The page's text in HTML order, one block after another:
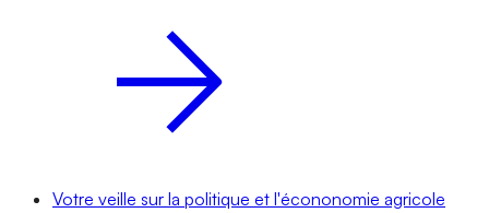
Votre veille sur la politique et l'écononomie agricole